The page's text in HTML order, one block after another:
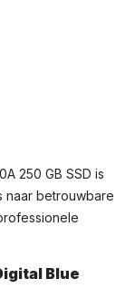
250 GB SSD is
betrouwbare
Blue